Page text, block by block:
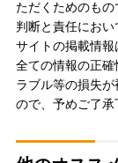
ただくためのも
判断と責任にお
サイトの掲載情
全ての情報の正
ラブル等の損失
ので、予めご了承